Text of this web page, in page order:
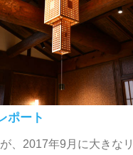
ポート
が、2017年9月に大きな